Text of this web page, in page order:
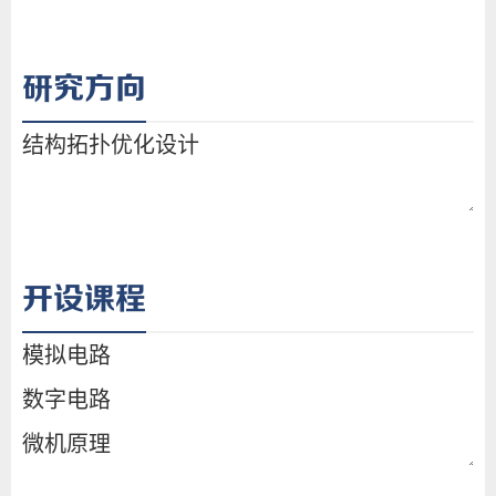
研究方向
开设课程